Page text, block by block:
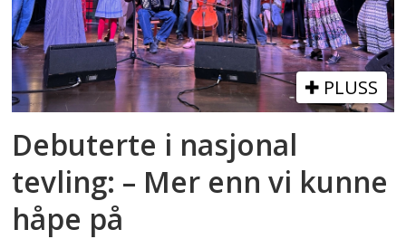
PLUSS
Debuterte i nasjonal
tevling: – Mer enn vi kunne
håpe på